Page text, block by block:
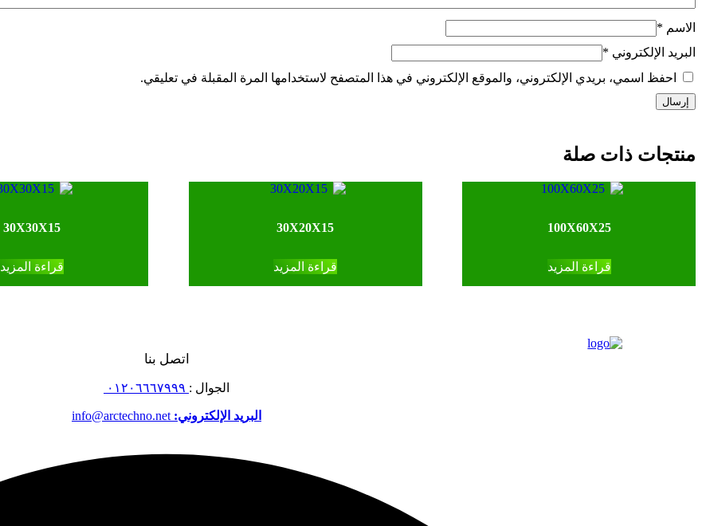
الاسم *
البريد الإلكتروني *
احفظ اسمي، بريدي الإلكتروني، والموقع الإلكتروني في هذا المتصفح لاستخدامها المرة المقبلة في تعليقي.
منتجات ذات صلة
100X60X25
قراءة المزيد
30X20X15
قراءة المزيد
30X30X15
قراءة المزيد
اتصل بنا
الجوال :
البريد الإلكتروني:info@arctechno.net